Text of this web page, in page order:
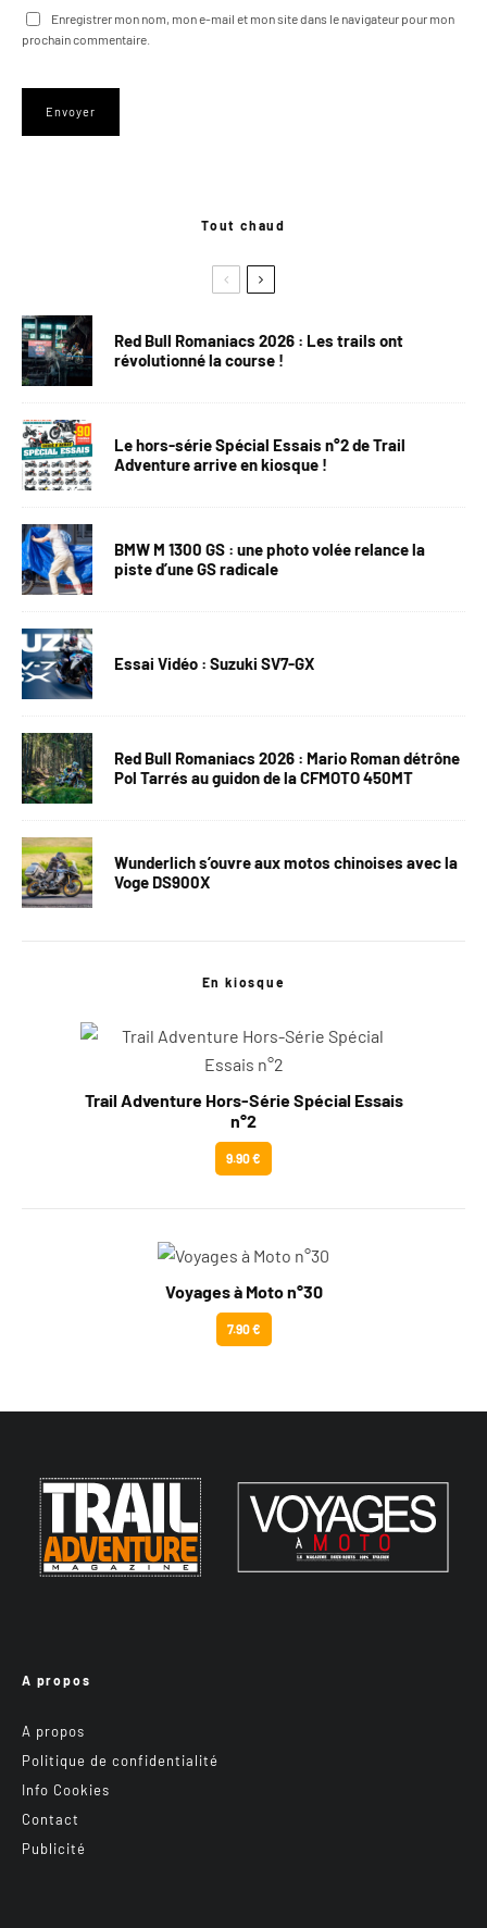
Enregistrer mon nom, mon e-mail et mon site dans le navigateur pour mon
prochain commentaire.
Tout chaud
Red Bull Romaniacs 2026 : Les trails ont
révolutionné la course !
Le hors-série Spécial Essais n°2 de Trail
Adventure arrive en kiosque !
BMW M 1300 GS : une photo volée relance la
piste d’une GS radicale
Essai Vidéo : Suzuki SV7-GX
Red Bull Romaniacs 2026 : Mario Roman détrône
Pol Tarrés au guidon de la CFMOTO 450MT
Wunderlich s’ouvre aux motos chinoises avec la
Voge DS900X
En kiosque
Trail Adventure Hors-Série Spécial Essais
n°2
9.90 €
Voyages à Moto n°30
7.90 €
A propos
A propos
Politique de confidentialité
Info Cookies
Contact
Publicité